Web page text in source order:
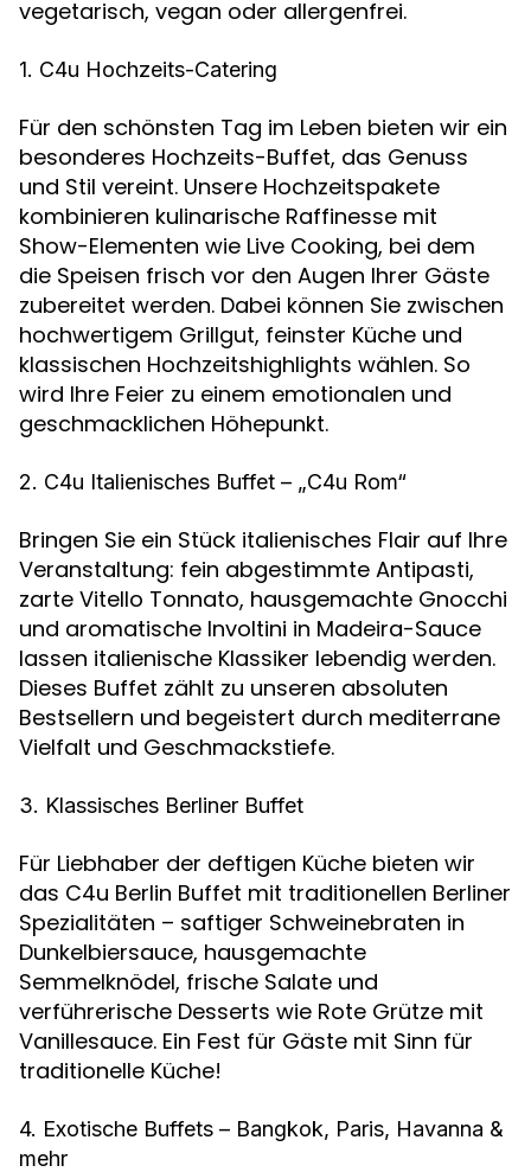
vegetarisch, vegan oder allergenfrei.
1. C4u Hochzeits-Catering
Für den schönsten Tag im Leben bieten wir ein
besonderes Hochzeits-Buffet, das Genuss
und Stil vereint. Unsere Hochzeitspakete
kombinieren kulinarische Raffinesse mit
Show-Elementen wie Live Cooking, bei dem
die Speisen frisch vor den Augen Ihrer Gäste
zubereitet werden. Dabei können Sie zwischen
hochwertigem Grillgut, feinster Küche und
klassischen Hochzeitshighlights wählen. So
wird Ihre Feier zu einem emotionalen und
geschmacklichen Höhepunkt.
2. C4u Italienisches Buffet – „C4u Rom“
Bringen Sie ein Stück italienisches Flair auf Ihre
Veranstaltung: fein abgestimmte Antipasti,
zarte Vitello Tonnato, hausgemachte Gnocchi
und aromatische Involtini in Madeira-Sauce
lassen italienische Klassiker lebendig werden.
Dieses Buffet zählt zu unseren absoluten
Bestsellern und begeistert durch mediterrane
Vielfalt und Geschmackstiefe.
3. Klassisches Berliner Buffet
Für Liebhaber der deftigen Küche bieten wir
das C4u Berlin Buffet mit traditionellen Berliner
Spezialitäten – saftiger Schweinebraten in
Dunkelbiersauce, hausgemachte
Semmelknödel, frische Salate und
verführerische Desserts wie Rote Grütze mit
Vanillesauce. Ein Fest für Gäste mit Sinn für
traditionelle Küche!
4. Exotische Buffets – Bangkok, Paris, Havanna &
mehr